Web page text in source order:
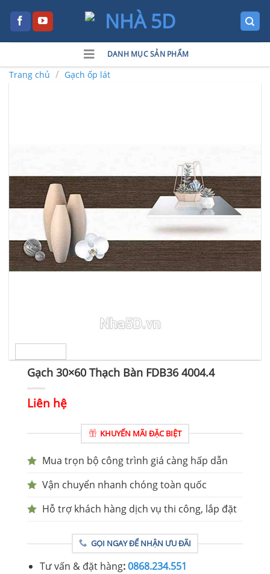
DANH MỤC SẢN PHẨM
Trang chủ / Gạch ốp lát
Gạch 30×60 Thạch Bàn FDB36 4004.4
Liên hệ
KHUYẾN MÃI ĐẶC BIỆT
Mua trọn bộ công trình giá càng hấp dẫn
Vận chuyển nhanh chóng toàn quốc
Hỗ trợ khách hàng dịch vụ thi công, lắp đặt
GỌI NGAY ĐỂ NHẬN ƯU ĐÃI
Tư vấn & đặt hàng:0868.234.551